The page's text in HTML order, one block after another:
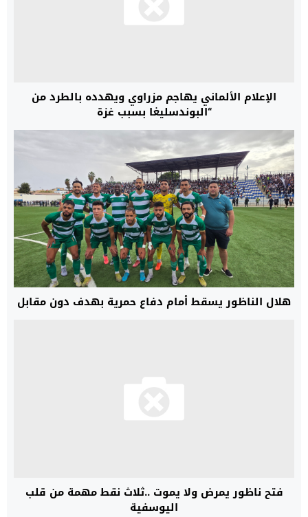
الإعلام الألماني يهاجم مزراوي ويهدده بالطرد من
“البوندسليغا بسبب غزة
هلال الناظور يسقط أمام دفاع حمرية بهدف دون مقابل
فتح ناظور يمرض ولا يموت ..ثلاث نقط مهمة من قلب
اليوسفية